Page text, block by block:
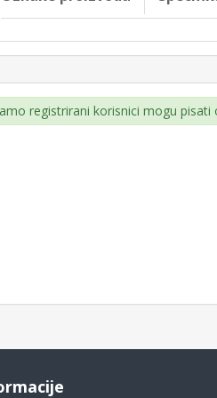
registrirani korisnici mogu pisati